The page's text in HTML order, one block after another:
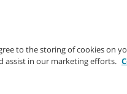
to the storing of cookies on
assist in our marketing efforts.